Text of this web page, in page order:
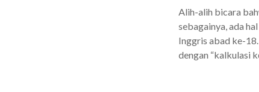
Alih-alih bicara
sebagainya, ada
Inggris abad ke-
dengan “kalkulasi